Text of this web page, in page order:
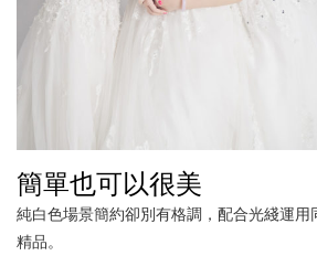
簡單也可以很美
純白色場景簡約卻別有格調，配合光綫運
精品。